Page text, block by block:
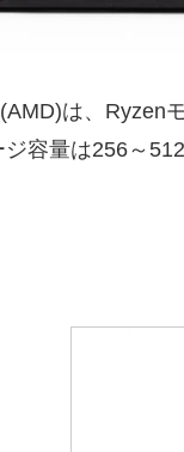
は、Ryzen
容量は256～